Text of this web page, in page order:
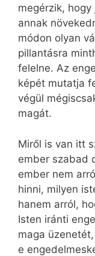
megérzik,
annak
módon olyan
pillantásra
felelne. Az
képét mutatja
végül
magát.
Miről is van itt
ember szabad
ember nem
hinni, milyen
hanem arról,
Isten iránti
maga
e